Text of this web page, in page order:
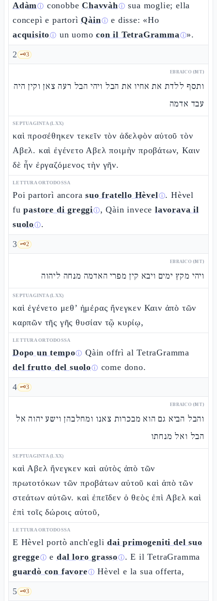
Adàmⓘ conobbe Chavvàhⓘ sua moglie; ella
concepì e partorì Qàinⓘ e disse: «Ho
acquisitoⓘ un uomocon il TetraGrammaⓘ».
2 🗝️3
EBRAICO (MT)
ותסף ללדת את אחיו את הבל ויהי הבל רעה צאן וקין היה
עבד אדמה
SEPTUAGINTA (LXX)
καὶ προσέθηκεν τεκεῖν τὸν ἀδελφὸν αὐτοῦ τὸν
Αβελ. καὶ ἐγένετο Αβελ ποιμὴν προβάτων, Καιν
δὲ ἦν ἐργαζόμενος τὴν γῆν.
LETTURA ORTODOSSA
Poi partorì ancorasuo fratello Hèvelⓘ. Hèvel
fupastore di greggiⓘ, Qàin invecelavorava il
suoloⓘ.
3 🗝️2
EBRAICO (MT)
ויהי מקץ ימים ויבא קין מפרי האדמה מנחה ליהוה
SEPTUAGINTA (LXX)
καὶ ἐγένετο μεθ’ ἡμέρας ἤνεγκεν Καιν ἀπὸ τῶν
καρπῶν τῆς γῆς θυσίαν τῷ κυρίῳ,
LETTURA ORTODOSSA
Dopo un tempoⓘ Qàin offrì al TetraGramma
del frutto del suoloⓘ come dono.
4 🗝️3
EBRAICO (MT)
והבל הביא גם הוא מבכרות צאנו ומחלבהן וישע יהוה אל
הבל ואל מנחתו
SEPTUAGINTA (LXX)
καὶ Αβελ ἤνεγκεν καὶ αὐτὸς ἀπὸ τῶν
πρωτοτόκων τῶν προβάτων αὐτοῦ καὶ ἀπὸ τῶν
στεάτων αὐτῶν. καὶ ἐπεῖδεν ὁ θεὸς ἐπὶ Αβελ καὶ
ἐπὶ τοῖς δώροις αὐτοῦ,
LETTURA ORTODOSSA
E Hèvel portò anch'eglidai primogeniti del suo
greggeⓘ edal loro grassoⓘ. E il TetraGramma
guardò con favoreⓘ Hèvel e la sua offerta,
5 🗝️3